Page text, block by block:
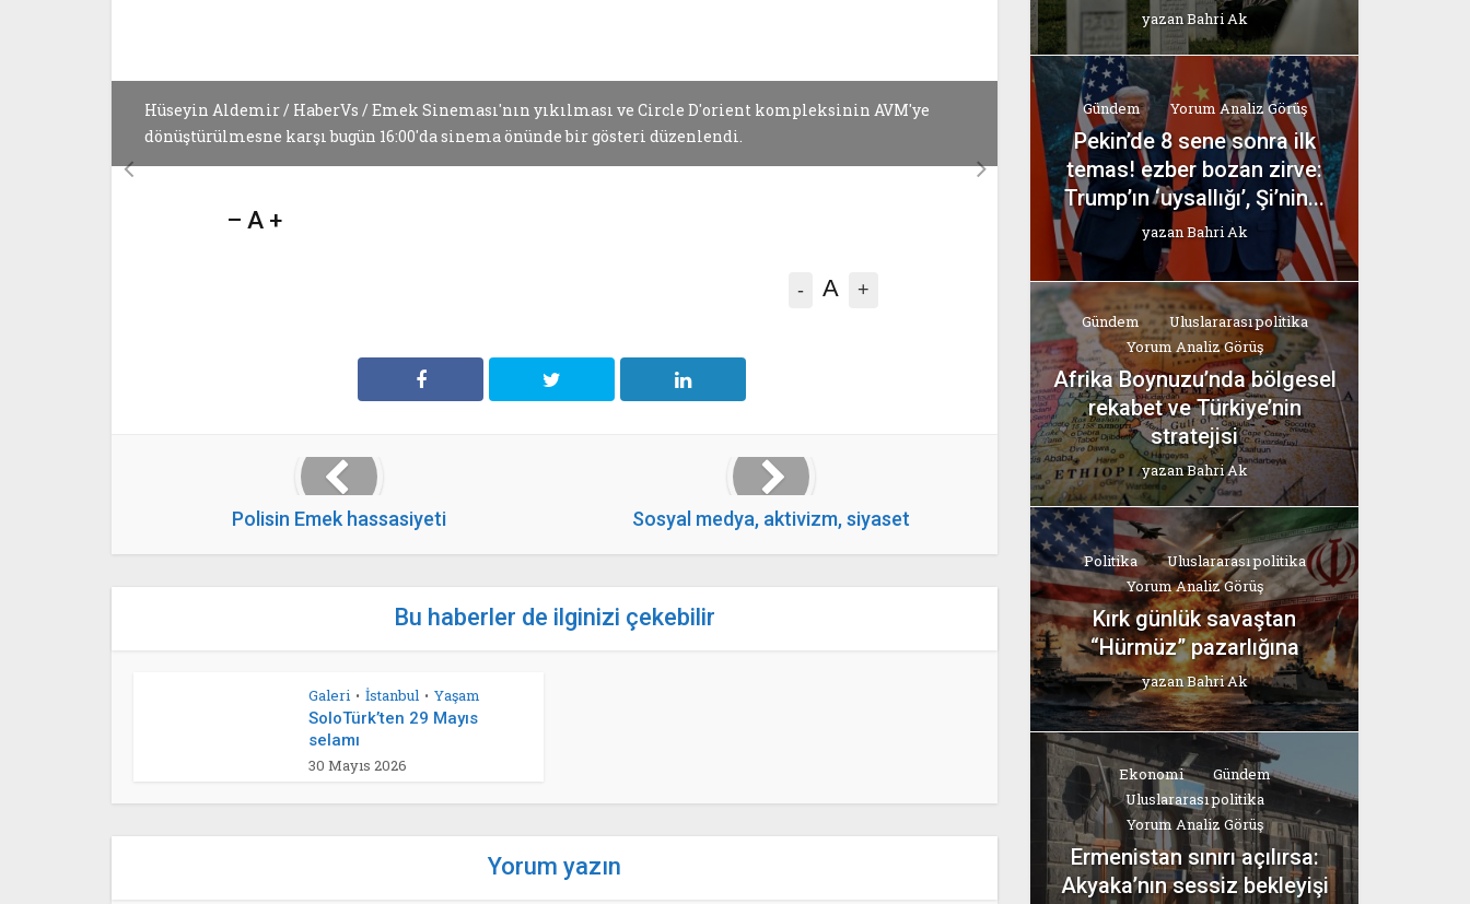
Hüseyin Aldemir / HaberVs / Emek Sineması'nın yıkılması ve Circle D'orient kompleksinin AVM'ye
dönüştürülmesne karşı bugün 16:00'da sinema önünde bir gösteri düzenlendi.
– A +
- A +
Polisin Emek hassasiyeti Sosyal medya, aktivizm, siyaset
Bu haberler de ilginizi çekebilir
Galeri • İstanbul • Yaşam
SoloTürk’ten 29 Mayıs
selamı
30 Mayıs 2026
Yorum yazın
yazanBahri Ak
Gündem Yorum Analiz Görüş
Pekin’de 8 sene sonra ilk
temas! ezber bozan zirve:
Trump’ın ‘uysallığı’, Şi’nin...
yazanBahri Ak
Gündem
Uluslararası politika
Yorum Analiz Görüş
Afrika Boynuzu’nda bölgesel
rekabet ve Türkiye’nin
stratejisi
yazanBahri Ak
Politika
Uluslararası politika
Yorum Analiz Görüş
Kırk günlük savaştan
“Hürmüz” pazarlığına
yazanBahri Ak
Ekonomi
Gündem
Uluslararası politika
Yorum Analiz Görüş
Ermenistan sınırı açılırsa:
Akyaka’nın sessiz bekleyişi